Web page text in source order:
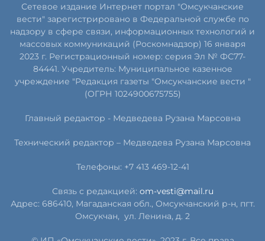
Сетевое издание Интернет портал "Омсукчанские
вести" зарегистрировано в Федеральной службе по
надзору в сфере связи, информационных технологий и
массовых коммуникаций (Роскомнадзор) 16 января
2023 г. Регистрационный номер: серия Эл № ФС77-
84441. Учредитель: Муниципальное казенное
учреждение "Редакция газеты "Омсукчанские вести "
(ОГРН 1024900675755)
Главный редактор - Медведева Рузана Марсовна
Технический редактор – Медведева Рузана Марсовна
Телефоны: +7 413 469-12-41
Связь с редакцией: om-vesti@mail.ru
Адрес: 686410, Магаданская обл., Омсукчанский р-н, пгт.
Омсукчан, ул. Ленина, д. 2